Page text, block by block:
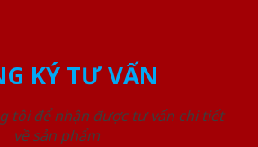
KÝ TƯ VẤN
tôi để nhận được tư vấn chi tiết
về sản phẩm